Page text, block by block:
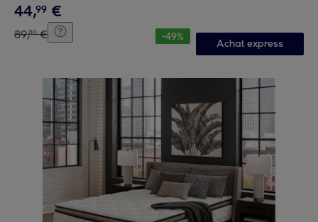
44,99 €
89,00 € -49%
Achat express